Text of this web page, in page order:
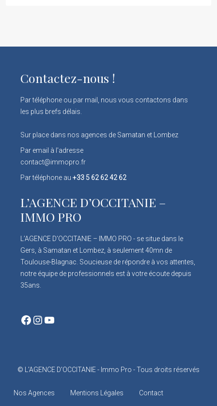
Contactez-nous !
Par téléphone ou par mail, nous vous contactons dans
les plus brefs délais.
Sur place dans nos agences de Samatan et Lombez
Par email à l'adresse
contact@immopro.fr
Par téléphone au +33 5 62 62 42 62
L’AGENCE D’OCCITANIE –
IMMO PRO
L’AGENCE D’OCCITANIE – IMMO PRO - se situe dans le
Gers, à Samatan et Lombez, à seulement 40mn de
Toulouse-Blagnac. Soucieuse de répondre à vos attentes,
notre équipe de professionnels est à votre écoute depuis
35ans.
Facebook
Instagram
YouTube
© L'AGENCE D'OCCITANIE - Immo Pro - Tous droits réservés
Nos Agences Mentions Légales Contact